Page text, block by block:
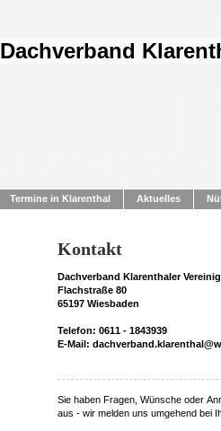
Dachverband
Termine in Klarenthal Aktuelles
Kontakt
Dachverband Klarenthaler
Flachstraße 80
65197 Wiesbaden
Telefon: 0611 - 1843939
E-Mail:
Sie haben Fragen, Wünsche oder
aus - wir melden uns umgehend bei